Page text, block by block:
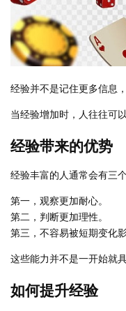
经验并不是记住更多信息
当经验增加时，人往往可
经验带来的优势
经验丰富的人通常会有三
第一，观察更加耐心。
第二，判断更加理性。
第三，不容易被短期变化影
这些能力并不是一开始就
如何提升经验